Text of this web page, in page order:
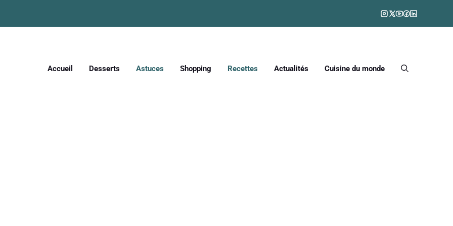
Accueil Desserts Astuces Shopping Recettes Actualités Cuisine du monde